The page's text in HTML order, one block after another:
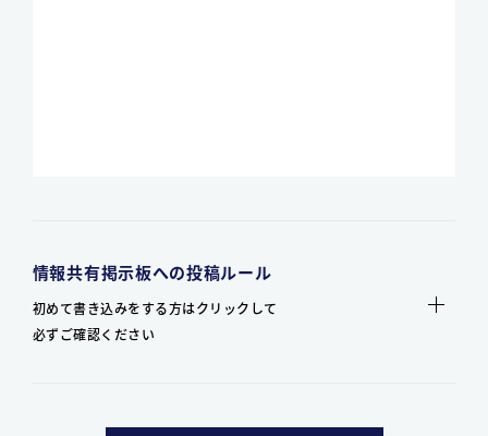
情報共有掲示板への投稿ルール
初めて書き込みをする方はクリックして
必ずご確認ください